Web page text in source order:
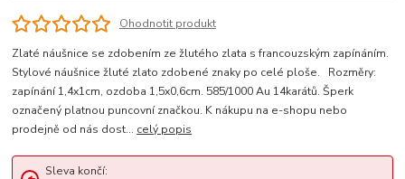
Ohodnotit produkt
Zlaté náušnice se zdobením ze žlutého zlata s francouzským zapínáním.
Stylové náušnice žluté zlato zdobené znaky po celé ploše. Rozměry:
zapínání 1,4x1cm, ozdoba 1,5x0,6cm. 585/1000 Au 14karátů. Šperk
označený platnou puncovní značkou. K nákupu na e-shopu nebo
prodejně od nás dost... celý popis
Sleva končí: